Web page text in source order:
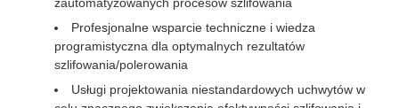
Profesjonalne wsparcie techniczne i wiedza
programistyczna dla optymalnych rezultatów
szlifowania/polerowania
Usługi projektowania niestandardowych uchwytów w